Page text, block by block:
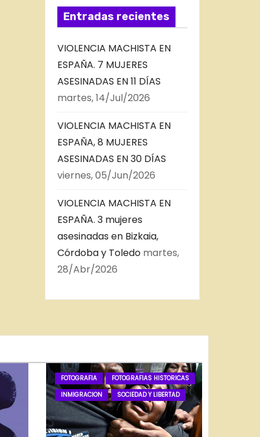
Entradas recientes
VIOLENCIA MACHISTA EN
ESPAÑA. 7 MUJERES
ASESINADAS EN 11 DÍAS
martes, 14/Jul/2026
VIOLENCIA MACHISTA EN
ESPAÑA, 8 MUJERES
ASESINADAS EN 30 DÍAS
viernes, 05/Jun/2026
VIOLENCIA MACHISTA EN
ESPAÑA. 3 mujeres
asesinadas en Bizkaia,
Córdoba y Toledo martes,
28/Abr/2026
FOTOGRAFIA
FOTOGRAFIAS HISTORICAS
INMIGRACION
SOCIEDAD Y LIBERTAD